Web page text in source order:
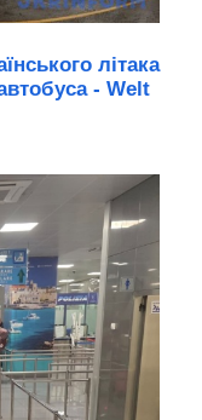
літака
- Welt